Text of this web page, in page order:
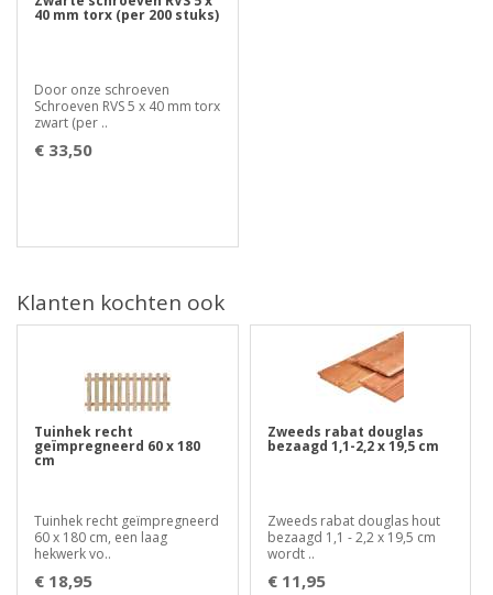
40 mm torx (per 200 stuks)
Door onze schroeven
Schroeven RVS 5 x 40 mm torx
zwart (per ..
€ 33,50
Klanten kochten ook
Tuinhek recht
geïmpregneerd 60 x 180
cm
Tuinhek recht geïmpregneerd
60 x 180 cm, een laag
hekwerk vo..
€ 18,95
Zweeds rabat douglas
bezaagd 1,1-2,2 x 19,5 cm
Zweeds rabat douglas hout
bezaagd 1,1 - 2,2 x 19,5 cm
wordt ..
€ 11,95